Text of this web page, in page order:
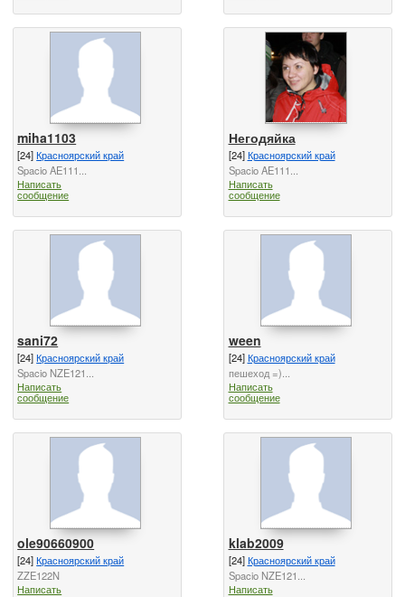
miha1103
[24]Красноярский край
Spacio AE111...
Написать
сообщение
Негодяйка
[24]Красноярский край
Spacio AE111...
Написать
сообщение
sani72
[24]Красноярский край
Spacio NZE121...
Написать
сообщение
ween
[24]Красноярский край
пешеход =)...
Написать
сообщение
ole90660900
[24]Красноярский край
ZZE122N
Написать
klab2009
[24]Красноярский край
Spacio NZE121...
Написать